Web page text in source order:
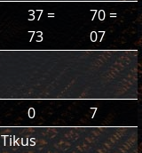
37 =
73
70 =
07
0
7
Tikus